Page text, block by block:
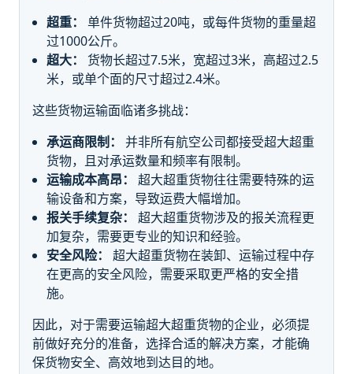
超重：
单件货物超过20吨，或每件货物的重量超
过1000公斤。
超大：
货物长超过7.5米，宽超过3米，高超过2.5
米，或单个面的尺寸超过2.4米。
这些货物运输面临诸多挑战：
承运商限制：
并非所有航空公司都接受超大超重
货物，且对承运数量和频率有限制。
运输成本高昂：
超大超重货物往往需要特殊的运
输设备和方案，导致运费大幅增加。
报关手续复杂：
超大超重货物涉及的报关流程更
加复杂，需要更专业的知识和经验。
安全风险：
超大超重货物在装卸、运输过程中存
在更高的安全风险，需要采取更严格的安全措
施。
因此，对于需要运输超大超重货物的企业，必须提
前做好充分的准备，选择合适的解决方案，才能确
保货物安全、高效地到达目的地。